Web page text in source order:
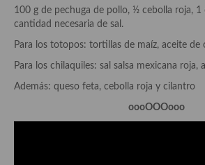
Entrantes
Quínoa
100 g de pechuga de pollo, ½ cebolla roja, 1
cantidad necesaria de sal.
Para los totopos: tortillas de maíz, aceite de
Para los chilaquiles: sal salsa mexicana roja,
Además: queso feta, cebolla roja y cilantro
oooOOOooo